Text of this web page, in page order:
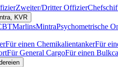
Zweiter/Dritter Offizier
KVR
MarlinsMintraPsychometrische
Für einen ChemikalientankerFür
Für General CargoFür einen